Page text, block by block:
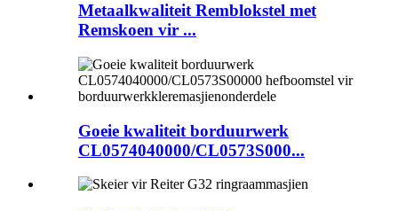
Metaalkwaliteit Remblokstel met
Remskoen vir ...
Goeie kwaliteit borduurwerk
CL0574040000/CL0573S000...